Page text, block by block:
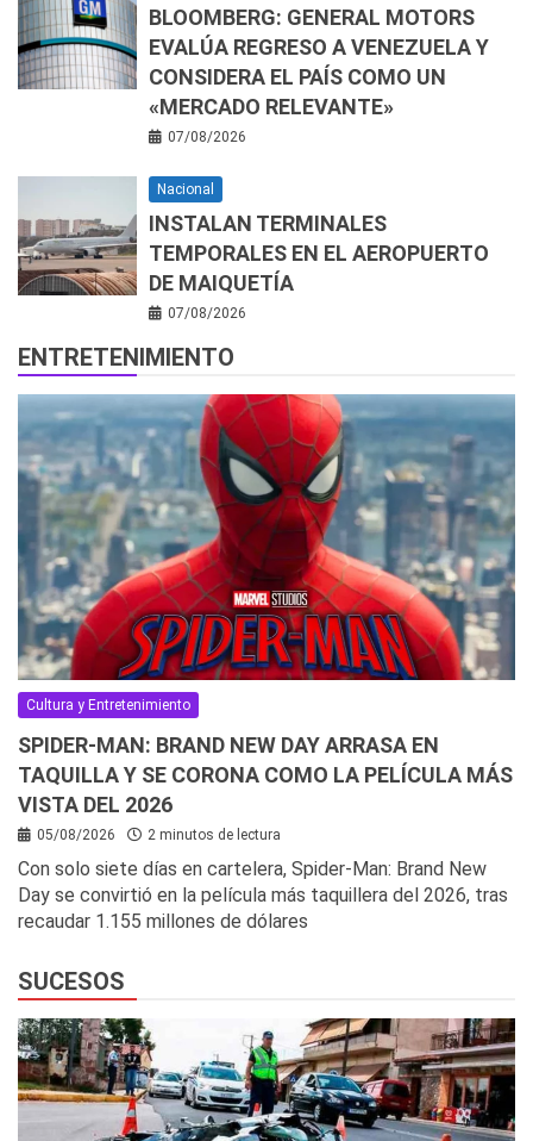
BLOOMBERG: GENERAL MOTORS
EVALÚA REGRESO A VENEZUELA Y
CONSIDERA EL PAÍS COMO UN
«MERCADO RELEVANTE»
07/08/2026
Nacional
INSTALAN TERMINALES
TEMPORALES EN EL AEROPUERTO
DE MAIQUETÍA
07/08/2026
ENTRETENIMIENTO
Cultura y Entretenimiento
SPIDER-MAN: BRAND NEW DAY ARRASA EN
TAQUILLA Y SE CORONA COMO LA PELÍCULA MÁS
VISTA DEL 2026
05/08/2026 2 minutos de lectura
Con solo siete días en cartelera, Spider-Man: Brand New
Day se convirtió en la película más taquillera del 2026, tras
recaudar 1.155 millones de dólares
SUCESOS